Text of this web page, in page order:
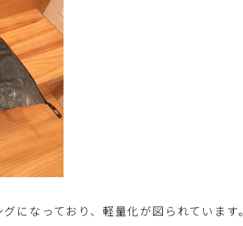
になっており、軽量化が図られています。